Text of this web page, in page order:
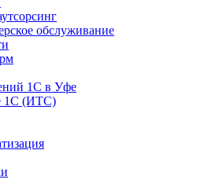
обслуживание
1С в Уфе
1С (ИТС)